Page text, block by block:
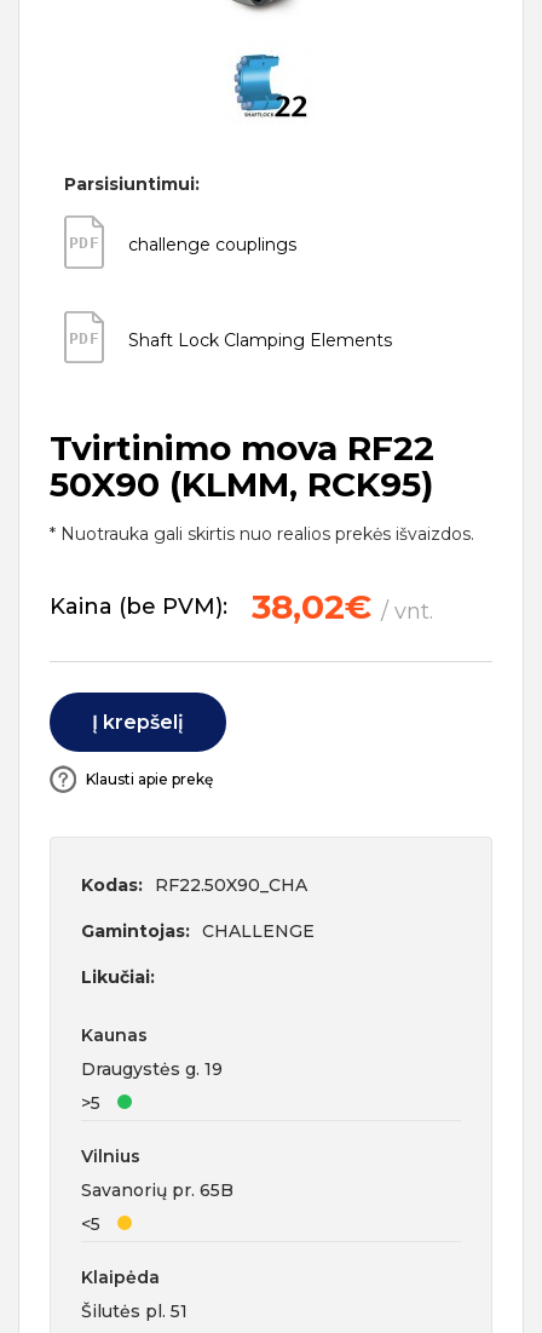
Parsisiuntimui:
PDF challenge couplings
PDF Shaft Lock Clamping Elements
Tvirtinimo mova RF22
50X90 (KLMM, RCK95)
* Nuotrauka gali skirtis nuo realios prekės išvaizdos.
Kaina (be PVM): 38,02€ / vnt.
Į krepšelį
Klausti apie prekę
Kodas: RF22.50X90_CHA
Gamintojas: CHALLENGE
Likučiai:
Kaunas
Draugystės g. 19
>5
Vilnius
Savanorių pr. 65B
<5
Klaipėda
Šilutės pl. 51